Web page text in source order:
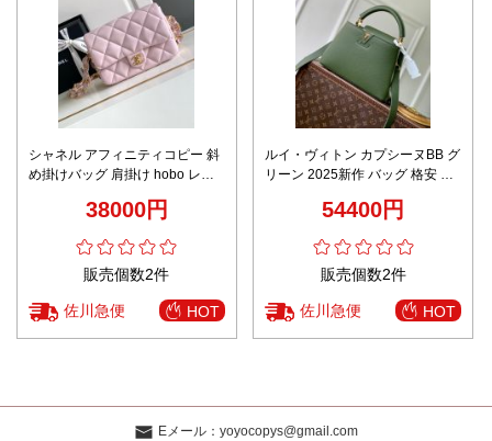
シャネル アフィニティコピー 斜
め掛けバッグ 肩掛け hobo レデ
38000円
販売個数2件
佐川急便 HOT
ルイ・ヴィトン カプシーヌBB グ
リーン 2025新作 バッグ 格安 高
感あふれる本格派モデル 安心の
54400円
販売個数2件
佐川急便 HOT
Eメール： yoyocopys@gmail.com